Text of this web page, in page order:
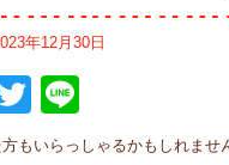
年12月30日
Twitter
もいらっしゃるかもしれませ